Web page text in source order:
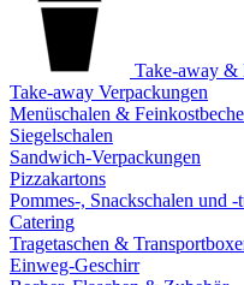
Take-away &
Take-away Verpackungen
Menüschalen &
Siegelschalen
Sandwich-Verpackungen
Pizzakartons
Pommes-, Snackschalen und -
Catering
Tragetaschen &
Einweg-Geschirr